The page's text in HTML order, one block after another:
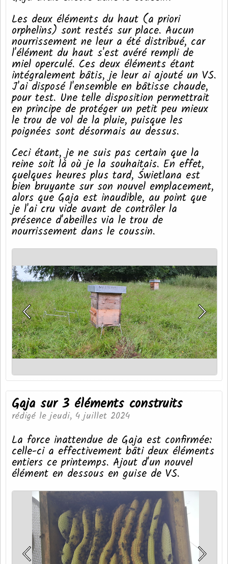
Les deux éléments du haut (a priori
orphelins) sont restés sur place. Aucun
nourrissement ne leur a été distribué, car
l'élément du haut s'est avéré rempli de
miel operculé. Ces deux éléments étant
intégralement bâtis, je leur ai ajouté un VS.
J'ai disposé l'ensemble en bâtisse chaude,
pour test. Une telle disposition permettrait
en principe de protéger un petit peu mieux
le trou de vol de la pluie, puisque les
poignées sont désormais au dessus.
Ceci étant, je ne suis pas certain que la
reine soit là où je la souhaitais. En effet,
quelques heures plus tard, Świetlana est
bien bruyante sur son nouvel emplacement,
alors que Gaja est inaudible, au point que
je l'ai cru vide avant de contrôler la
présence d'abeilles via le trou de
nourrissement dans le coussin.
Gaja sur 3 éléments construits
rédigé le jeudi, 4 juillet 2024
La force inattendue de Gaja est confirmée:
celle-ci a effectivement bâti deux éléments
entiers ce printemps. Ajout d'un nouvel
élément en dessous en guise de VS.